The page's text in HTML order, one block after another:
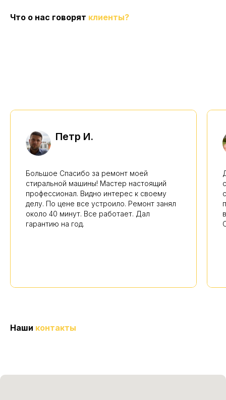
Что о нас говорят клиенты?
Петр И.
Большое Спасибо за ремонт моей
стиральной машины! Мастер настоящий
профессионал. Видно интерес к своему
делу. По цене все устроило. Ремонт занял
около 40 минут. Все работает. Дал
гарантию на год.
Наши контакты